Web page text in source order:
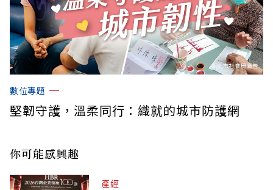
數位專題
堅韌守護，溫柔同行：織就的城市防護網
你可能感興趣
產經